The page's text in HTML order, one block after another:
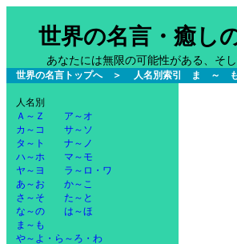
世界の名言・癒し
あなたには無限の可能性がある、そ
世界の名言トップへ＞ 人名別索引 ま ～
人名別
Ａ～Ｚ
ア～オ
カ～コ
サ～ソ
タ～ト
ナ～ノ
ハ～ホ
マ～モ
ヤ～ヨ
ラ～ロ・ワ
あ～お
か～こ
さ～そ
た～と
な～の
は～ほ
ま～も
や～よ・ら～ろ・わ